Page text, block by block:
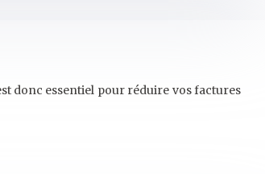
donc essentiel pour réduire vos factures